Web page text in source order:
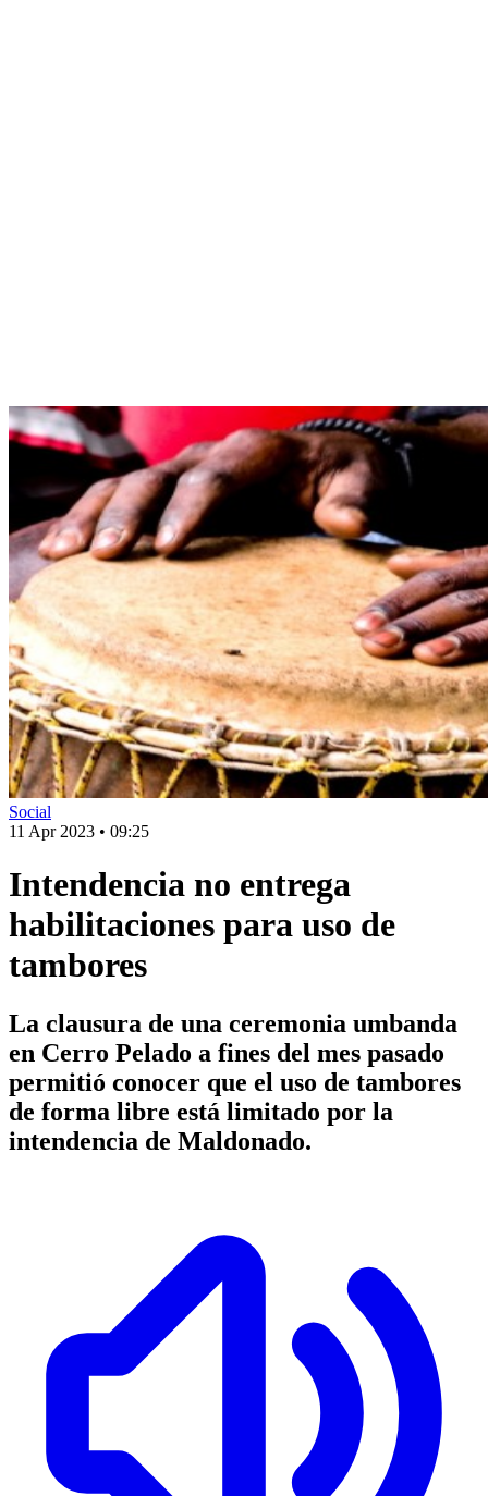
Social
11 Apr 2023 • 09:25
Intendencia no entrega
habilitaciones para uso de
tambores
La clausura de una ceremonia umbanda
en Cerro Pelado a fines del mes pasado
permitió conocer que el uso de tambores
de forma libre está limitado por la
intendencia de Maldonado.